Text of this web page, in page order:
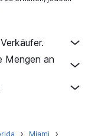
Mengen an
Miami